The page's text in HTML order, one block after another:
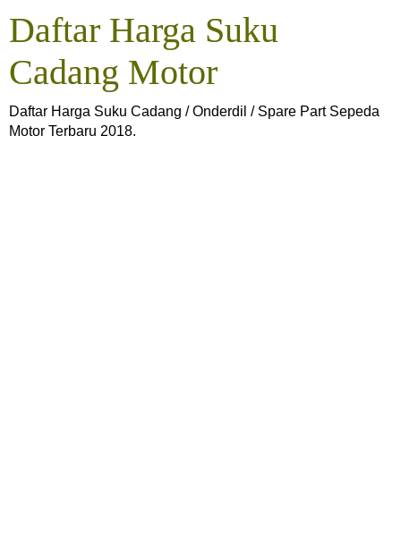
Daftar Harga Suku
Cadang Motor
Daftar Harga Suku Cadang / Onderdil / Spare Part Sepeda
Motor Terbaru 2018.